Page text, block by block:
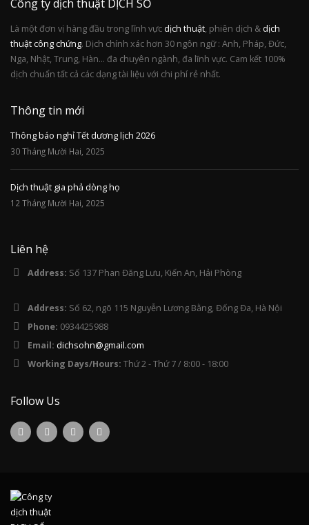
Công ty dịch thuật DỊCH SỐ
Là một đơn vị hàng đầu trong lĩnh vực dịch thuật, phiên dịch & dịch
thuật công chứng. Dịch chính xác hơn 30 ngôn ngữ : Anh, Pháp, Đức,
Nga, Nhật, Trung, Hàn... đa chuyên ngành, đa lĩnh vực. Cam kết 100%
dịch chuẩn tất cả các dạng tài liệu với chi phí rẻ nhất.
Thông tin mới
Thông báo nghỉ Tết dương lịch 2026
30 Tháng Mười Hai, 2025
Dịch thuật gia phả dòng họ
12 Tháng Mười Hai, 2025
Liên hệ
Address: Số 137 Phan Đăng Lưu, Kiến An, Hải Phòng
Address: Số 62, ngõ 115 Nguyễn Lương Bằng, Đống Đa, Hà Nội
Phone: 0934425988
Email: dichsohn@gmail.com
Working Days/Hours: Thứ 2 - Thứ 7 / 8:00 - 18:00
Follow Us